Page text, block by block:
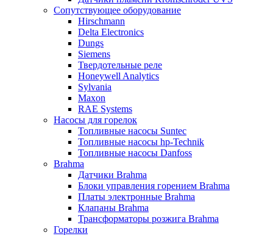
Сопутствующее оборудование
Hirschmann
Delta Electronics
Dungs
Siemens
Твердотельные реле
Honeywell Analytics
Sylvania
Maxon
RAE Systems
Насосы для горелок
Топливные насосы Suntec
Топливные насосы hp-Technik
Топливные насосы Danfoss
Brahma
Датчики Brahma
Блоки управления горением Brahma
Платы электронные Brahma
Клапаны Brahma
Трансформаторы розжига Brahma
Горелки